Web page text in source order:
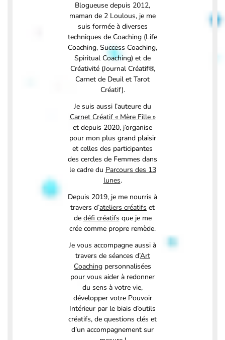
Blogueuse depuis 2012,
maman de 2 Loulous, je me
suis formée à diverses
techniques de Coaching (Life
Coaching, Success Coaching,
Spiritual Coaching) et de
Créativité (Journal Créatif®,
Carnet de Deuil et Tarot
Créatif).
Je suis aussi l’auteure du
Carnet Créatif « Mère Fille »
et depuis 2020, j’organise
pour mon plus grand plaisir
et celles des participantes
des cercles de Femmes dans
le cadre du Parcours des 13
lunes.
Depuis 2019, je me nourris à
travers d’ateliers créatifs et
de défi créatifs que je me
crée comme propre remède.
Je vous accompagne aussi à
travers de séances d’Art
Coaching personnalisées
pour vous aider à redonner
du sens à votre vie,
développer votre Pouvoir
Intérieur par le biais d’outils
créatifs, de questions clés et
d’un accompagnement sur